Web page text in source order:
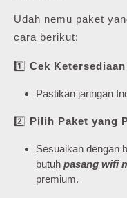
Udah nemu paket
cara berikut:
1️⃣ Cek
Pastikan jaringan
2️⃣ Pilih Paket yang
Sesuaikan dengan
butuh pasang wifi
premium.